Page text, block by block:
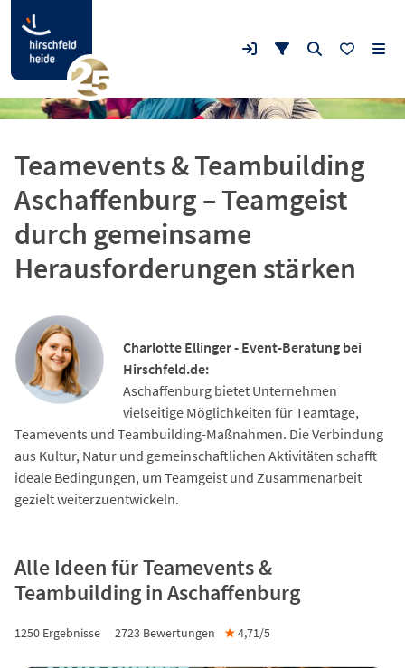
Teamevents & Teambuilding
Aschaffenburg – Teamgeist
durch gemeinsame
Herausforderungen stärken
Charlotte Ellinger - Event-Beratung bei
Hirschfeld.de:
Aschaffenburg bietet Unternehmen
vielseitige Möglichkeiten für Teamtage,
Teamevents und Teambuilding-Maßnahmen. Die Verbindung
aus Kultur, Natur und gemeinschaftlichen Aktivitäten schafft
ideale Bedingungen, um Teamgeist und Zusammenarbeit
gezielt weiterzuentwickeln.
Alle Ideen für Teamevents &
Teambuilding in Aschaffenburg
1250 Ergebnisse 2723 Bewertungen ★4,71/5